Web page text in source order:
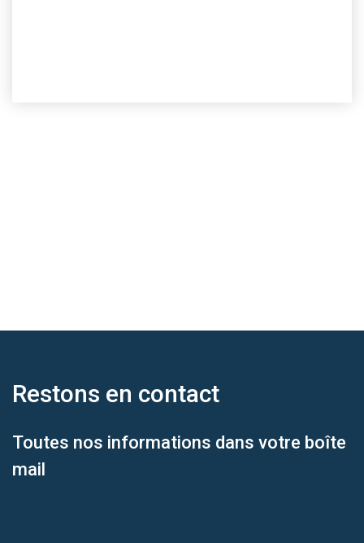
Restons en contact
Toutes nos informations dans votre boîte
mail